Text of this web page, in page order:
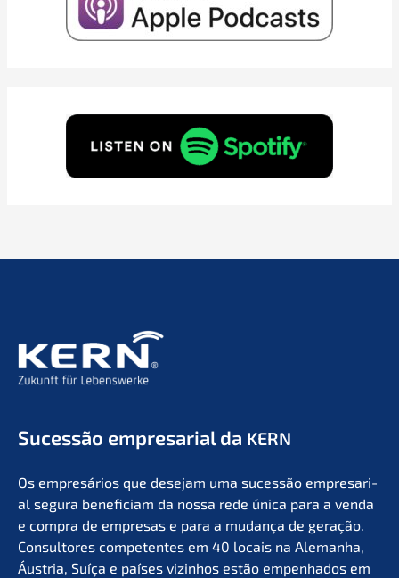
Suces­são empre­sa­ri­al da KERN
Os empresá­ri­os que desejam uma suces­são empre­sa­ri­
al segura benefi­ci­am da nossa rede única para a venda
e compra de empre­sas e para a mudan­ça de geração.
Consul­to­res compe­ten­tes em 40 locais na Aleman­ha,
Áustria, Suíça e países vizin­hos estão empen­ha­dos em